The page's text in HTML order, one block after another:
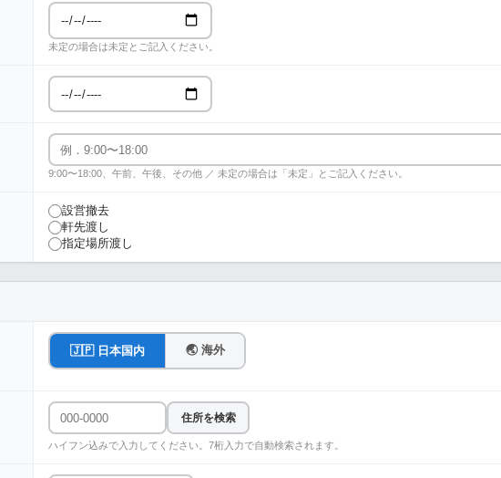
未定の場合は未定とご記入ください。
9:00〜18:00、午前、午後、その他 ／ 未定の場合は「未定」とご記入ください。
設営撤去
軒先渡し
指定場所渡し
🇯🇵 日本国内 🌏 海外
住所を検索
ハイフン込みで入力してください。7桁入力で自動検索されます。